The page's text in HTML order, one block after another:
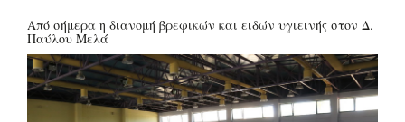
Από σήμερα η διανομή βρεφικών και ειδών υγιεινής στον Δ.
Παύλου Μελά